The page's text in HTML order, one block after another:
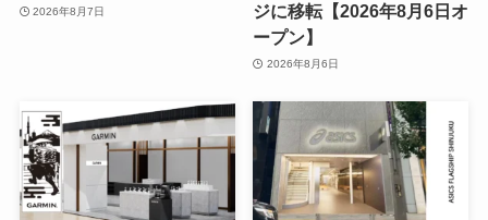
2026年8月7日
ジに移転【2026年8月6日オ
ープン】
2026年8月6日